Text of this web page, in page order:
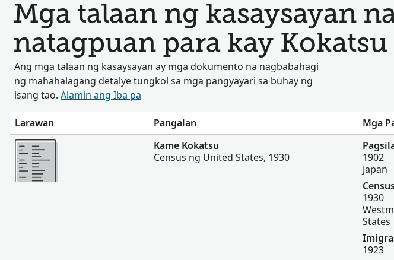
Mga talaan ng kasaysayan
natagpuan para kay Kokatsu
Ang mga talaan ng kasaysayan ay mga dokumento na nagbabahagi
ng mahahalagang detalye tungkol sa mga pangyayari sa buhay ng
isang tao. Alamin ang Iba pa
Larawan Pangalan Mga
Magpakita ng mas marami
Kame Kokatsu
Census ng United States, 1930
1902
Japan
1930
States
1923